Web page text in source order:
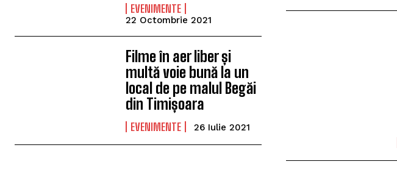
EVENIMENTE
22 Octombrie 2021
Filme în aer liber și
multă voie bună la un
local de pe malul Begăi
din Timișoara
EVENIMENTE 26 Iulie 2021